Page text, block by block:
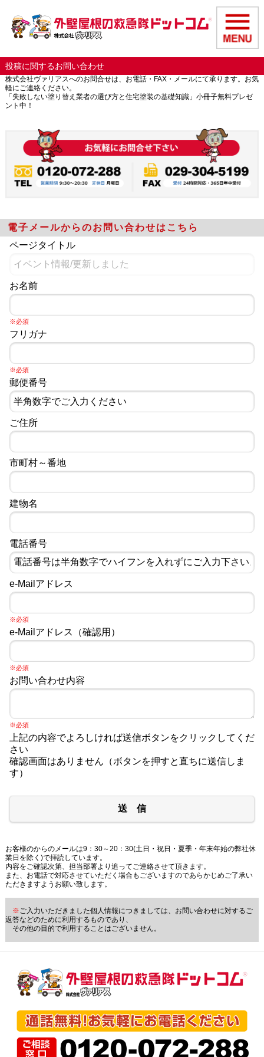
投稿に関するお問い合わせ
株式会社ヴァリアスへのお問合せは、お電話・FAX・メールにて承ります。お気
軽にご連絡ください。
「失敗しない塗り替え業者の選び方と住宅塗装の基礎知識」小冊子無料プレゼ
ント中！
電子メールからのお問い合わせはこちら
ページタイトル
お名前
※必須
フリガナ
※必須
郵便番号
ご住所
市町村～番地
建物名
電話番号
e-Mailアドレス
※必須
e-Mailアドレス（確認用）
※必須
お問い合わせ内容
※必須
上記の内容でよろしければ送信ボタンをクリックしてくだ
さい
確認画面はありません（ボタンを押すと直ちに送信しま
す）
送 信
お客様のからのメールは9：30～20：30(土日・祝日・夏季・年末年始の弊社休
業日を除く)で拝読しています。
内容をご確認次第、担当部署より追ってご連絡させて頂きます。
また、お電話で対応させていただく場合もございますのであらかじめご了承い
ただきますようお願い致します。
※ ご入力いただきました個人情報につきましては、お問い合わせに対するご
返答などのために利用するものであり、
その他の目的で利用することはございません。